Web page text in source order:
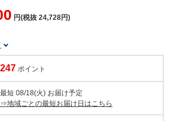
円(税抜 24,728円)
247 ポイント
最短 08/18(火) お届け予定
⇒地域ごとの最短お届け日はこちら